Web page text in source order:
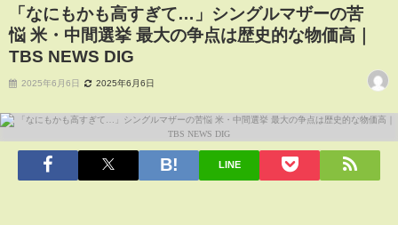
「なにもかも高すぎて…」シングルマザーの苦
悩 米・中間選挙 最大の争点は歴史的な物価高｜
TBS NEWS DIG
2025年6月6日 2025年6月6日
LINE